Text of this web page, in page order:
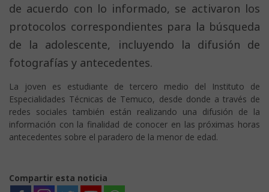
de acuerdo con lo informado, se activaron los
protocolos correspondientes para la búsqueda
de la adolescente, incluyendo la difusión de
fotografías y antecedentes.
La joven es estudiante de tercero medio del Instituto de
Especialidades Técnicas de Temuco, desde donde a través de
redes sociales también están realizando una difusión de la
información con la finalidad de conocer en las próximas horas
antecedentes sobre el paradero de la menor de edad.
Compartir esta noticia